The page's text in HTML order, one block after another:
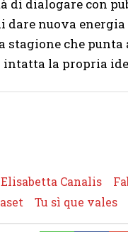
di dialogare con
dare nuova
stagione che
intatta la propria
Elisabetta Canalis
Tu sì que vales